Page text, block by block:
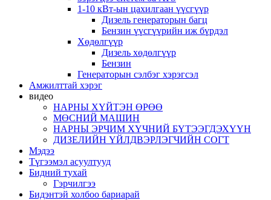
1-10 кВт-ын цахилгаан үүсгүүр
Дизель генераторын багц
Бензин үүсгүүрийн иж бүрдэл
Хөдөлгүүр
Дизель хөдөлгүүр
Бензин
Генераторын сэлбэг хэрэгсэл
Амжилттай хэрэг
видео
НАРНЫ ХҮЙТЭН ӨРӨӨ
МӨСНИЙ МАШИН
НАРНЫ ЭРЧИМ ХҮЧНИЙ БҮТЭЭГДЭХҮҮН
ДИЗЕЛИЙН ҮЙЛДВЭРЛЭГЧИЙН СОГТ
Мэдээ
Түгээмэл асуултууд
Бидний тухай
Гэрчилгээ
Бидэнтэй холбоо бариарай